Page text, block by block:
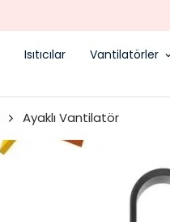
Isıtıcılar Vantilatörler
Ayaklı Vantilatör